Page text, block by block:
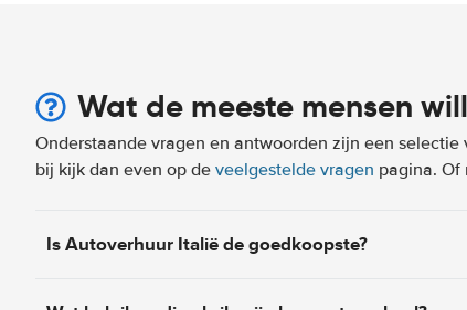
Wat de meeste mensen
Onderstaande vragen en antwoorden zijn een
bij kijk dan even op de veelgestelde vragen pagina. Of
Is Autoverhuur Italië de goedkoopste?